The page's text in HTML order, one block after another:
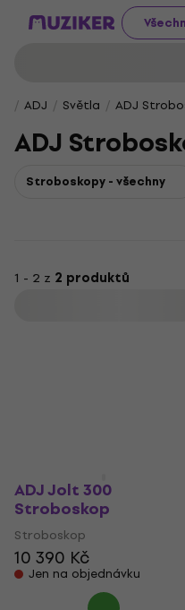
ADJ Světla ADJ
ADJ
Stroboskopy - všechny
1 - 2 z 2 produktů
ADJ Jolt 300
Stroboskop
Stroboskop
10 390 Kč
Jen na objednávku